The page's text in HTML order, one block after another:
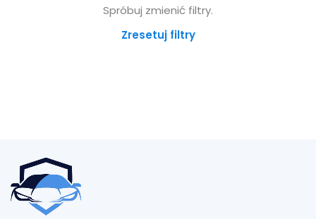
Spróbuj zmienić filtry.
Zresetuj filtry